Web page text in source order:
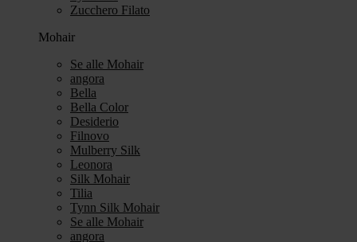
Zucchero Filato
Mohair
Se alle Mohair
angora
Bella
Bella Color
Desiderio
Filnovo
Mulberry Silk
Leonora
Silk Mohair
Tilia
Tynn Silk Mohair
Se alle Mohair
angora